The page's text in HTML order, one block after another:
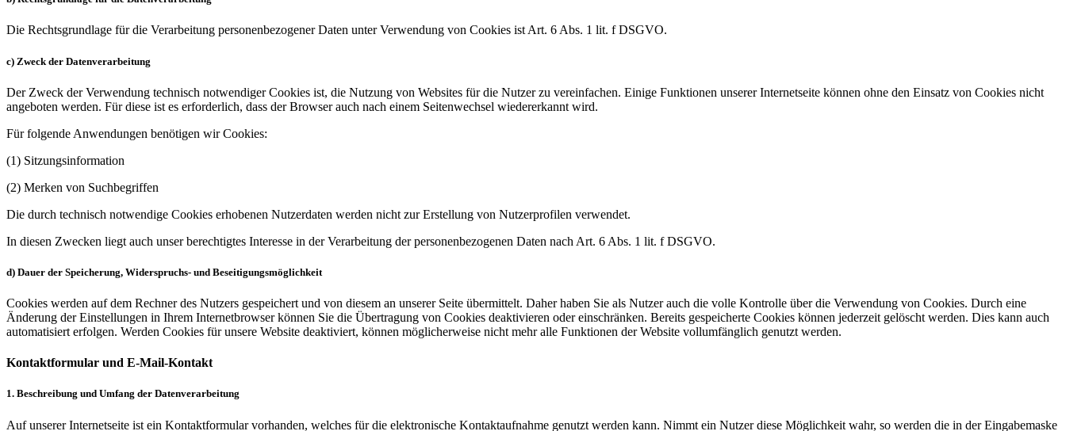
Die Rechtsgrundlage für die Verarbeitung personenbezogener Daten unter Verwendung von Cookies ist Art. 6 Abs. 1 lit. f DSGVO.
c) Zweck der Datenverarbeitung
Der Zweck der Verwendung technisch notwendiger Cookies ist, die Nutzung von Websites für die Nutzer zu vereinfachen. Einige Funktionen unserer Internetseite können ohne den Einsatz von Cookies nicht
angeboten werden. Für diese ist es erforderlich, dass der Browser auch nach einem Seitenwechsel wiedererkannt wird.
Für folgende Anwendungen benötigen wir Cookies:
(1) Sitzungsinformation
(2) Merken von Suchbegriffen
Die durch technisch notwendige Cookies erhobenen Nutzerdaten werden nicht zur Erstellung von Nutzerprofilen verwendet.
In diesen Zwecken liegt auch unser berechtigtes Interesse in der Verarbeitung der personenbezogenen Daten nach Art. 6 Abs. 1 lit. f DSGVO.
d) Dauer der Speicherung, Widerspruchs- und Beseitigungsmöglichkeit
Cookies werden auf dem Rechner des Nutzers gespeichert und von diesem an unserer Seite übermittelt. Daher haben Sie als Nutzer auch die volle Kontrolle über die Verwendung von Cookies. Durch eine
Änderung der Einstellungen in Ihrem Internetbrowser können Sie die Übertragung von Cookies deaktivieren oder einschränken. Bereits gespeicherte Cookies können jederzeit gelöscht werden. Dies kann auch
automatisiert erfolgen. Werden Cookies für unsere Website deaktiviert, können möglicherweise nicht mehr alle Funktionen der Website vollumfänglich genutzt werden.
Kontaktformular und E-Mail-Kontakt
1. Beschreibung und Umfang der Datenverarbeitung
Auf unserer Internetseite ist ein Kontaktformular vorhanden, welches für die elektronische Kontaktaufnahme genutzt werden kann. Nimmt ein Nutzer diese Möglichkeit wahr, so werden die in der Eingabemaske